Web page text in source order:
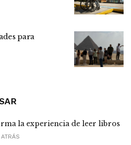
para
la experiencia de leer libros